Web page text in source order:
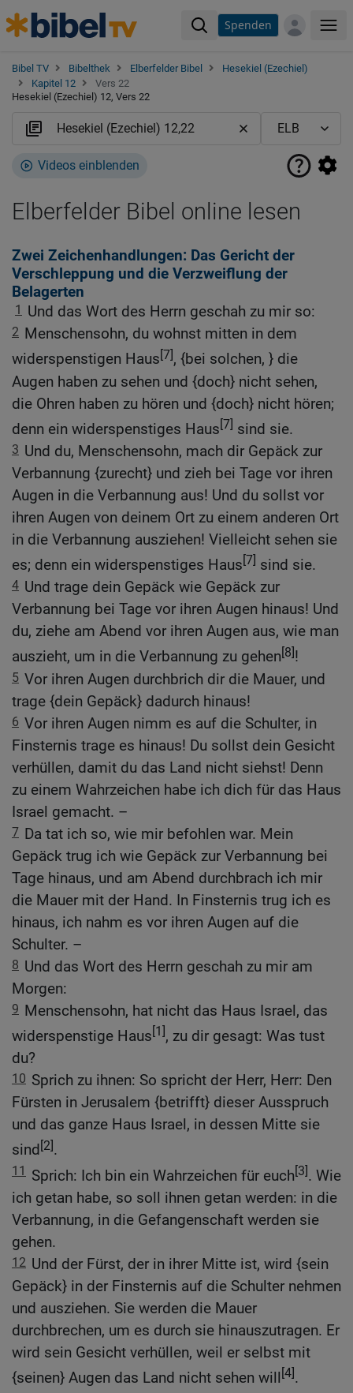
Spenden
Bibel TV Bibelthek Elberfelder Bibel
Hesekiel (Ezechiel)
Kapitel 12
Vers 22
Hesekiel (Ezechiel) 12, Vers 22
Videos einblenden
Elberfelder Bibel online lesen
Zwei Zeichenhandlungen: Das Gericht der
Verschleppung und die Verzweiflung der
Belagerten
1 Und das Wort des Herrn geschah zu mir so:
2 Menschensohn, du wohnst mitten in dem
widerspenstigen Haus[7], {bei solchen, } die
Augen haben zu sehen und {doch} nicht sehen,
die Ohren haben zu hören und {doch} nicht hören;
denn ein widerspenstiges Haus[7] sind sie.
3 Und du, Menschensohn, mach dir Gepäck zur
Verbannung {zurecht} und zieh bei Tage vor ihren
Augen in die Verbannung aus! Und du sollst vor
ihren Augen von deinem Ort zu einem anderen Ort
in die Verbannung ausziehen! Vielleicht sehen sie
es; denn ein widerspenstiges Haus[7] sind sie.
4 Und trage dein Gepäck wie Gepäck zur
Verbannung bei Tage vor ihren Augen hinaus! Und
du, ziehe am Abend vor ihren Augen aus, wie man
auszieht, um in die Verbannung zu gehen[8]!
5 Vor ihren Augen durchbrich dir die Mauer, und
trage {dein Gepäck} dadurch hinaus!
6 Vor ihren Augen nimm es auf die Schulter, in
Finsternis trage es hinaus! Du sollst dein Gesicht
verhüllen, damit du das Land nicht siehst! Denn
zu einem Wahrzeichen habe ich dich für das Haus
Israel gemacht. –
7 Da tat ich so, wie mir befohlen war. Mein
Gepäck trug ich wie Gepäck zur Verbannung bei
Tage hinaus, und am Abend durchbrach ich mir
die Mauer mit der Hand. In Finsternis trug ich es
hinaus, ich nahm es vor ihren Augen auf die
Schulter. –
8 Und das Wort des Herrn geschah zu mir am
Morgen:
9 Menschensohn, hat nicht das Haus Israel, das
widerspenstige Haus[1], zu dir gesagt: Was tust
du?
10 Sprich zu ihnen: So spricht der Herr, Herr: Den
Fürsten in Jerusalem {betrifft} dieser Ausspruch
und das ganze Haus Israel, in dessen Mitte sie
sind[2].
11 Sprich: Ich bin ein Wahrzeichen für euch[3]. Wie
ich getan habe, so soll ihnen getan werden: in die
Verbannung, in die Gefangenschaft werden sie
gehen.
12 Und der Fürst, der in ihrer Mitte ist, wird {sein
Gepäck} in der Finsternis auf die Schulter nehmen
und ausziehen. Sie werden die Mauer
durchbrechen, um es durch sie hinauszutragen. Er
wird sein Gesicht verhüllen, weil er selbst mit
{seinen} Augen das Land nicht sehen will [4].